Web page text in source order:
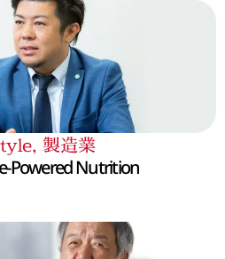
, 製造業
Powered Nutrition